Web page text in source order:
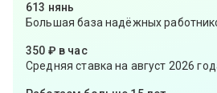
613 нянь
Большая база надёжных
350 ₽ в час
Средняя ставка на август 2026